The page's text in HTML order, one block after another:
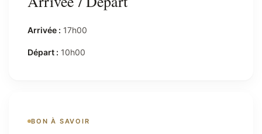
Arrivée : 17h00
Départ : 10h00
BON À SAVOIR